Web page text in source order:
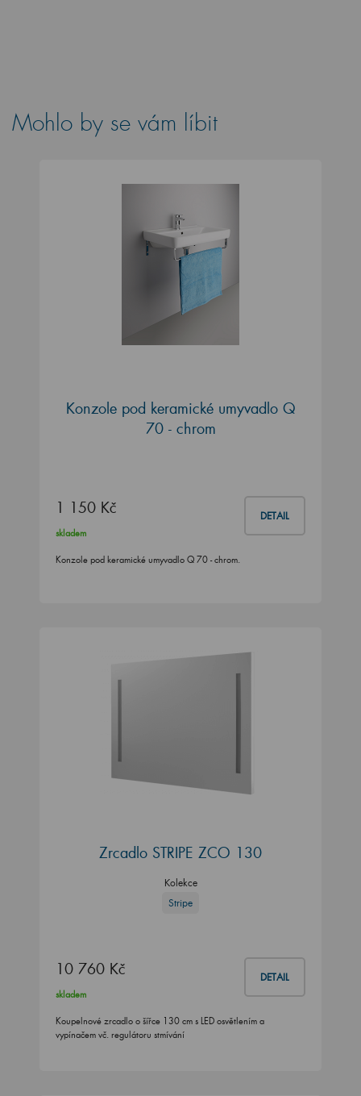
Mohlo by se vám líbit
Konzole pod keramické umyvadlo Q
70 - chrom
1 150 Kč DETAIL
skladem
Konzole pod keramické umyvadlo Q 70 - chrom.
Zrcadlo STRIPE ZCO 130
Kolekce
Stripe
10 760 Kč DETAIL
skladem
Koupelnové zrcadlo o šířce 130 cm s LED osvětlením a
vypínačem vč. regulátoru stmívání